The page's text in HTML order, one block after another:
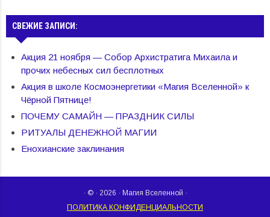
СВЕЖИЕ ЗАПИСИ:
Акция 21 ноября — Собор Архистратига Михаила и
прочих небесных сил бесплотных
Акция в школе Космоэнергетики «Магия Вселенной» к
Чёрной Пятнице!
ПОЧЕМУ САМАЙН — ПРАЗДНИК СИЛЫ
РИТУАЛЫ ДЕНЕЖНОЙ МАГИИ
Енохианские заклинания
· © · 2026 · Магия Вселенной ·
ПОЛИТИКА КОНФИДЕНЦИАЛЬНОСТИ